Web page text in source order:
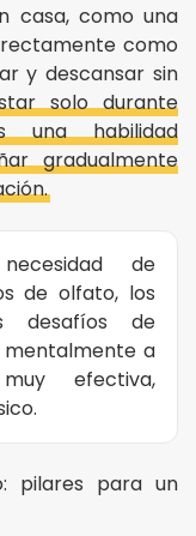
casa, como una
como
y descansar sin
solo durante
una habilidad
gradualmente
de
de olfato, los
desafíos de
a
efectiva,
pilares para un